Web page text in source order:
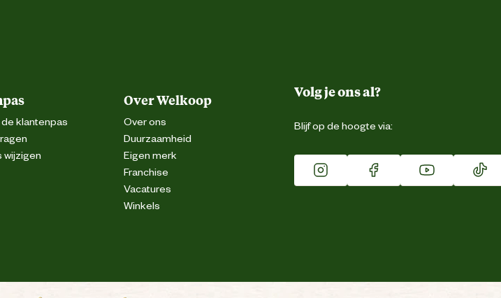
klantenpas
wijzigen
Over Welkoop
Over ons
Duurzaamheid
Eigen merk
Franchise
Vacatures
Winkels
Volg je ons al?
Blijf op de hoogte via: